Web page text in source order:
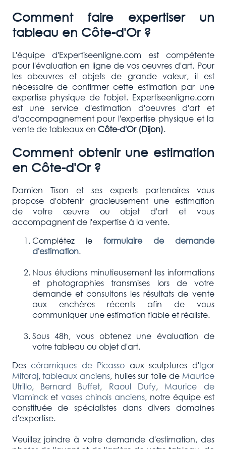
Comment faire expertiser un
tableau en Côte-d'Or ?
L'équipe d'Expertiseenligne.com est compétente
pour l'évaluation en ligne de vos oeuvres d'art. Pour
les obeuvres et objets de grande valeur, il est
nécessaire de confirmer cette estimation par une
expertise physique de l'objet. Expertiseenligne.com
est une service d'estimation d'oeuvres d'art et
d'accompagnement pour l'expertise physique et la
vente de tableaux en Côte-d'Or (Dijon).
Comment obtenir une estimation
en Côte-d'Or ?
Damien Tison et ses experts partenaires vous
propose d'obtenir gracieusement une estimation
de votre œuvre ou objet d'art et vous
accompagnent de l'expertise à la vente.
Complétez le formulaire de demande
d'estimation.
Nous étudions minutieusement les informations
et photographies transmises lors de votre
demande et consultons les résultats de vente
aux enchères récents afin de vous
communiquer une estimation fiable et réaliste.
Sous 48h, vous obtenez une évaluation de
votre tableau ou objet d'art.
Des céramiques de Picasso aux sculptures d'Igor
Mitoraj,tableaux anciens, huiles sur toile de Maurice
Utrillo, Bernard Buffet, Raoul Dufy, Maurice de
Vlamincketvases chinois anciens, notre équipe est
constituée de spécialistes dans divers domaines
d'expertise.
Veuillez joindre à votre demande d'estimation, des